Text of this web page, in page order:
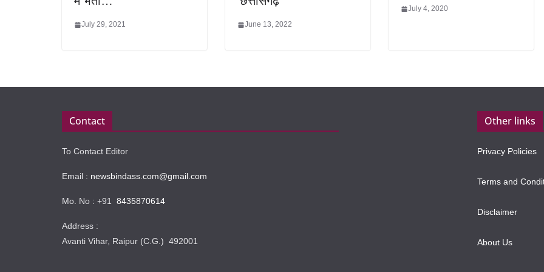
July 29, 2021 June 13, 2022
July 4, 2020
Contact
To Contact Editor
Email : newsbindass.com@gmail.com
Mo. No : +91 8435870614
Address :
Avanti Vihar, Raipur (C.G.) 492001
Other links
Privacy Policies
Terms and
Disclaimer
About Us